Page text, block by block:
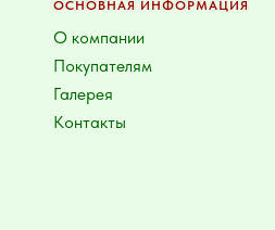
ОСНОВНАЯ ИНФОРМАЦИЯ
О компании
Покупателям
Галерея
Контакты